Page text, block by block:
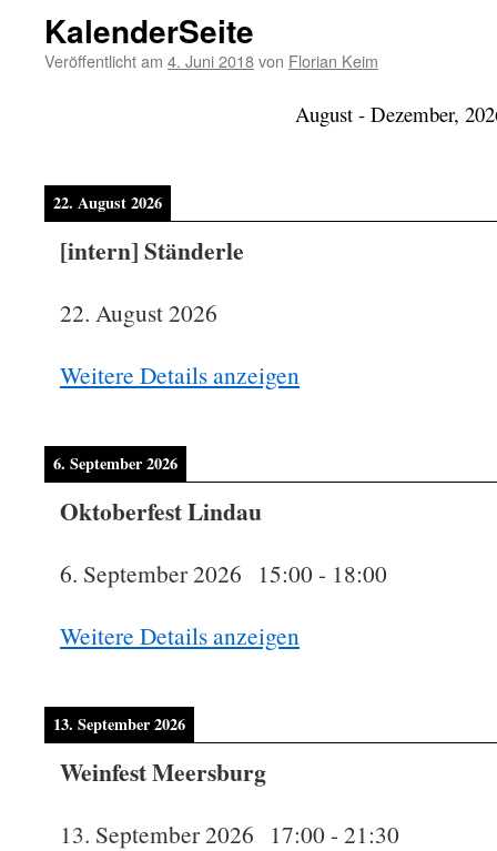
KalenderSeite
Veröffentlicht am 4. Juni 2018von Florian Keim
August - Dezember,
22. August 2026
[intern] Ständerle
22. August 2026
Weitere Details anzeigen
6. September 2026
Oktoberfest Lindau
6. September 2026 15:00- 18:00
Weitere Details anzeigen
13. September 2026
Weinfest Meersburg
13. September 2026 17:00- 21:30